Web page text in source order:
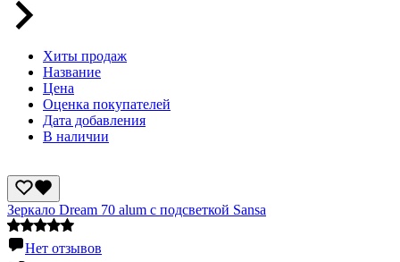
Хиты продаж
Название
Цена
Оценка покупателей
Дата добавления
В наличии
Зеркало Dream 70 alum с подсветкой Sansa
Нет отзывов